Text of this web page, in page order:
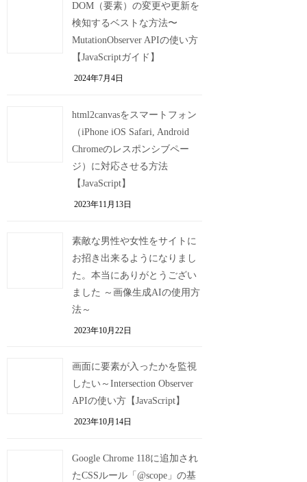
DOM（要素）の変更や更新を
検知するベストな方法〜
MutationObserver APIの使い方
【JavaScriptガイド】
2024年7月4日
html2canvasをスマートフォン
（iPhone iOS Safari, Android
Chromeのレスポンシブペー
ジ）に対応させる方法
【JavaScript】
2023年11月13日
素敵な男性や女性をサイトに
お招き出来るようになりまし
た。本当にありがとうござい
ました ～画像生成AIの使用方
法～
2023年10月22日
画面に要素が入ったかを監視
したい～Intersection Observer
APIの使い方【JavaScript】
2023年10月14日
Google Chrome 118に追加され
たCSSルール「@scope」の基